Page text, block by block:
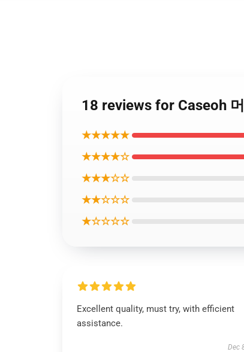
18 reviews for Caseoh
★★★★★
★★★★☆
★★★☆☆
★★☆☆☆
★☆☆☆☆
Excellent quality, must try, with efficient
assistance.
Dec